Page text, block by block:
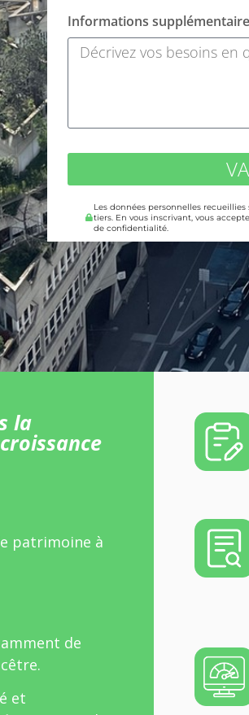
Informations
Les données personnelles
tiers. En vous inscrivant, vous
de confidentialité.
la
patrimoine à
de
et